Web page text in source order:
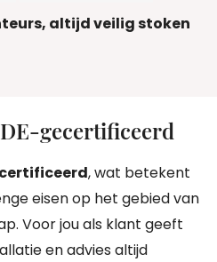
altijd veilig stoken
gecertificeerd
, wat betekent
eisen op het gebied van
Voor jou als klant geeft
en advies altijd